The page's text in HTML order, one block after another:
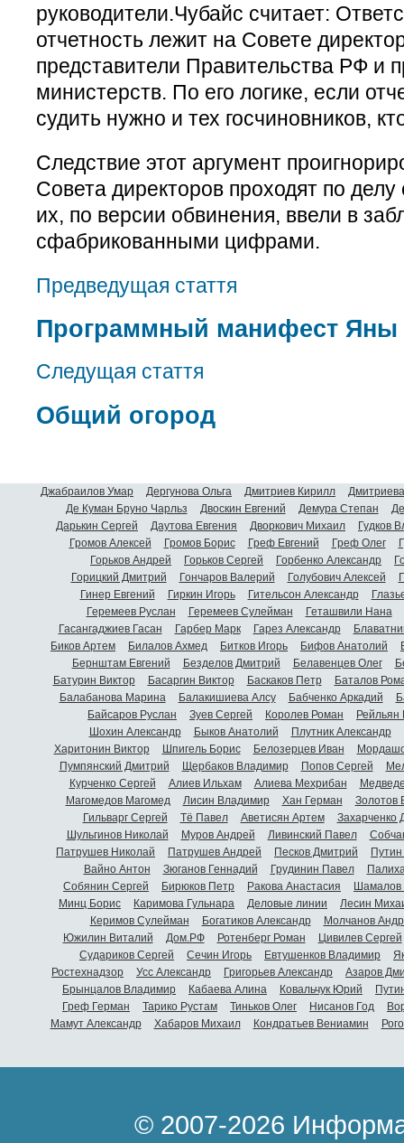
руководители.Чубайс считает:
отчетность лежит на Совете
представители Правительства РФ и
министерств. По его логике, если
судить нужно и тех госчиновников,
Следствие этот аргумент
Совета директоров проходят по делу
их, по версии обвинения, ввели в
сфабрикованными цифрами.
Предведущая стаття
Программный манифест Яны
Следущая стаття
Общий огород
Джабраилов Умар Дергунова Ольга Дмитриев Кирилл
Де Куман Бруно Чарльз
Двоскин Евгений Демура Степан
Дарькин Сергей
Даутова Евгения Дворкович Михаил
Гудков
Громов Алексей
Громов Борис Греф Евгений Греф Олег
Горьков Андрей
Горьков Сергей Горбенко Александр
Горицкий Дмитрий
Гончаров Валерий Голубович Алексей
Гинер Евгений
Гиркин Игорь Гительсон Александр
Геремеев Руслан
Геремеев Сулейман
Геташвили Нана
Гасангаджиев Гасан
Гарбер Марк Гарез Александр
Биков Артем
Билалов Ахмед Битков Игорь Бифов Анатолий
Бернштам Евгений
Безделов Дмитрий Белавенцев Олег
Батурин Виктор
Басаргин Виктор Баскаков Петр
Баталов
Балабанова Марина
Балакишиева Алсу Бабченко Аркадий
Байсаров Руслан
Зуев Сергей Королев Роман
Шохин Александр
Быков Анатолий Плутник Александр
Харитонин Виктор
Шпигель Борис Белозерцев Иван
Пумпянский Дмитрий
Щербаков Владимир Попов Сергей
Курченко Сергей
Алиев Ильхам Алиева Мехрибан
Магомедов Магомед
Лисин Владимир Хан Герман
Золотов
Гильварг Сергей
Тё Павел Аветисян Артем
Захарченко
Шульгинов Николай
Муров Андрей Ливинский Павел
Патрушев Николай
Патрушев Андрей Песков Дмитрий
Вайно Антон
Зюганов Геннадий Грудинин Павел
Собянин Сергей
Бирюков Петр Ракова Анастасия
Шамалов
Минц Борис
Каримова Гульнара Деловые линии
Лесин
Керимов Сулейман
Богатиков Александр
Молчанов
Южилин Виталий
Дом.РФ Ротенберг Роман
Цивилев Сергей
Судариков Сергей
Сечин Игорь Евтушенков Владимир
Ростехнадзор
Усс Александр Григорьев Александр
Азаров
Брынцалов Владимир
Кабаева Алина Ковальчук Юрий
Греф Герман
Тарико Рустам Тиньков Олег Нисанов Год
Мамут Александр
Хабаров Михаил Кондратьев Вениамин
© 2007-2026